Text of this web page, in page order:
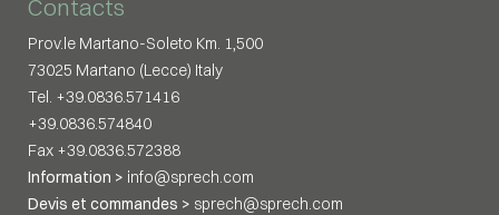
Contacts
Prov.le Martano-Soleto Km. 1,500
73025 Martano (Lecce) Italy
Tel. +39.0836.571416
+39.0836.574840
Fax +39.0836.572388
Information > info@sprech.com
Devis et commandes > sprech@sprech.com